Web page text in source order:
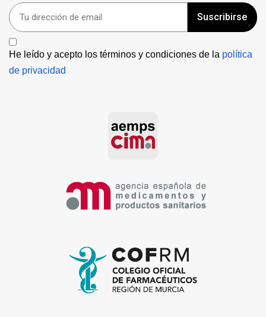
Suscribirse
He leído y acepto los términos y condiciones de la política
de privacidad